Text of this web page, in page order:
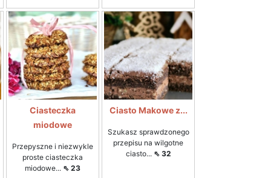
Ciasteczka
miodowe
Przepyszne i niezwykle
proste ciasteczka
miodowe... ⇖ 23
Ciasto Makowe z...
Szukasz sprawdzonego
przepisu na wilgotne
ciasto... ⇖ 32